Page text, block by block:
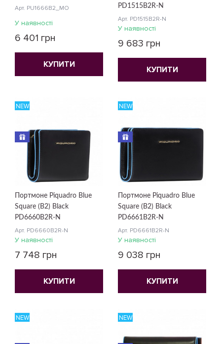
Арт. PU1666B2_MO
У наявності
6 401 грн
КУПИТИ
PD1515B2R-N
Арт. PD1515B2R-N
У наявності
9 683 грн
КУПИТИ
Портмоне Piquadro Blue
Square (B2) Black
PD6660B2R-N
Арт. PD6660B2R-N
NEW
У наявності
7 748 грн
КУПИТИ
Портмоне Piquadro Blue
Square (B2) Black
PD6661B2R-N
Арт. PD6661B2R-N
NEW
У наявності
9 038 грн
КУПИТИ
NEW NEW